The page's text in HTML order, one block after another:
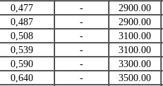
0,477 - 2900.00
0,487 - 2900.00
0,508 - 3100.00
0,539 - 3100.00
0,590 - 3300.00
0,640 - 3500.00